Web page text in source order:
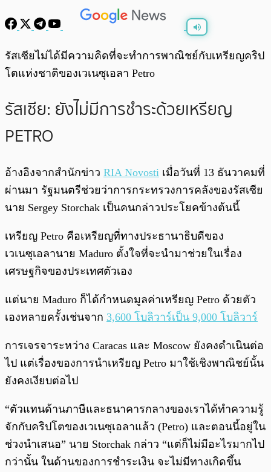
พร้อมเล่น 0:00 /
รัสเซียไม่ได้มีความคิดที่จะทำการพาณิชย์กับเหรียญคริป
โตแห่งชาติของเวเนซุเอลา Petro
รัสเซีย: ยังไม่มีการชำระด้วยเหรียญ
PETRO
อ้างอิงจากสำนักข่าว RIA Novosti เมื่อวันที่ 13 ธันวาคมที่
ผ่านมา รัฐมนตรีช่วยว่าการกระทรวงการคลังของรัสเซีย
นาย Sergey Storchak เป็นคนกล่าวประโยคข้างต้นนี้
เหรียญ Petro คือเหรียญที่ทางประธานาธิบดีของ
เวเนซุเอลานาย Maduro ตั้งใจที่จะนำมาช่วยในเรื่อง
เศรษฐกิจของประเทศตัวเอง
แต่นาย Maduro ก็ได้กำหนดมูลค่าเหรียญ Petro ด้วยตัว
เองหลายครั้งเช่นจาก 3,600 โบลิวาร์เป็น 9,000 โบลิวาร์
การเจรจาระหว่าง Caracas และ Moscow ยังคงดำเนินต่อ
ไป แต่เรื่องของการนำเหรียญ Petro มาใช้เชิงพาณิชย์นั้น
ยังคงเงียบต่อไป
“ตัวแทนด้านภาษีและธนาคารกลางของเราได้ทำความรู้
จักกับคริปโตของเวเนซุเอลาแล้ว (Petro) และตอนนี้อยู่ใน
ช่วงนำเสนอ” นาย Storchak กล่าว “แต่ก็ไม่มีอะไรมากไป
กว่านั้น ในด้านของการชำระเงิน จะไม่มีทางเกิดขึ้น